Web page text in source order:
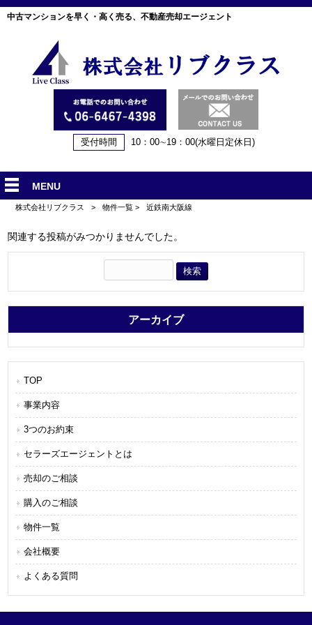
中古マンションを早く・高く売る、不動産売却エージェント
受付時間 10：00∼19：00(水曜日定休日)
MENU
株式会社リブクラス > 物件一覧 > 近鉄南大阪線
関連する投稿がみつかりませんでした。
アーカイブ
TOP
事業内容
3つのお約束
セラーズエージェントとは
売却のご相談
購入のご相談
物件一覧
会社概要
よくある質問